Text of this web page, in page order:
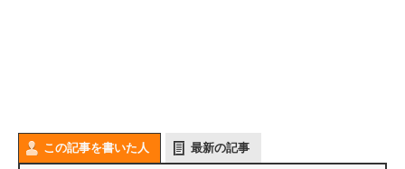
この記事を書いた人 最新の記事